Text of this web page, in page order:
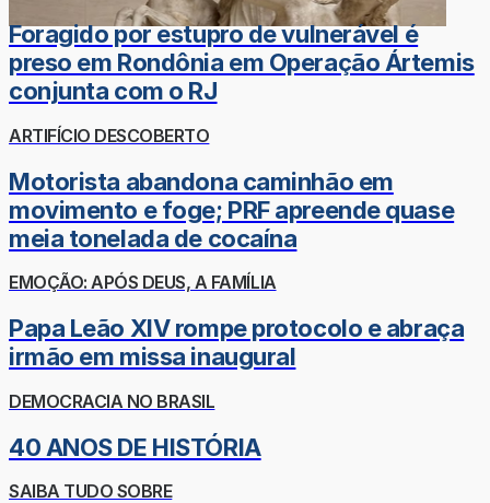
Foragido por estupro de vulnerável é
preso em Rondônia em Operação Ártemis
conjunta com o RJ
ARTIFÍCIO DESCOBERTO
Motorista abandona caminhão em
movimento e foge; PRF apreende quase
meia tonelada de cocaína
EMOÇÃO: APÓS DEUS, A FAMÍLIA
Papa Leão XIV rompe protocolo e abraça
irmão em missa inaugural
DEMOCRACIA NO BRASIL
40 ANOS DE HISTÓRIA
SAIBA TUDO SOBRE